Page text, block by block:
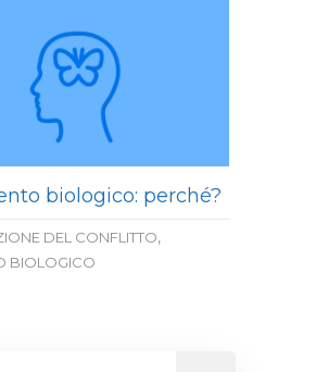
biologico: perché?
DEL CONFLITTO,
BIOLOGICO